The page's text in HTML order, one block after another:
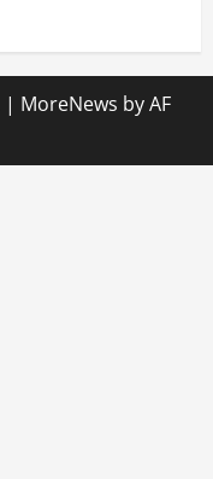
| MoreNews by AF